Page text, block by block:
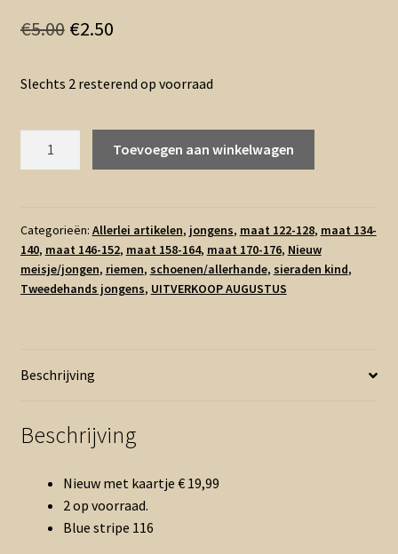
€5.00 Oorspronkelijke
was:
€5.00.
€2.50Huidige
is:
€2.50.
Slechts 2 resterend op voorraad
nieuw
aantal
Toevoegen aan winkelwagen
Categorieën: Allerlei artikelen, jongens, maat 122-128, maat 134-
140, maat 146-152, maat 158-164, maat 170-176, Nieuw
meisje/jongen, riemen, schoenen/allerhande, sieraden kind,
Tweedehands jongens, UITVERKOOP AUGUSTUS
Beschrijving
Beschrijving
Nieuw met kaartje € 19,99
2 op voorraad.
Blue stripe 116